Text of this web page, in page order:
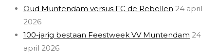
Oud Muntendam versus FC de Rebellen 24 april
2026
100-jarig bestaan Feestweek VV Muntendam 24
april 2026